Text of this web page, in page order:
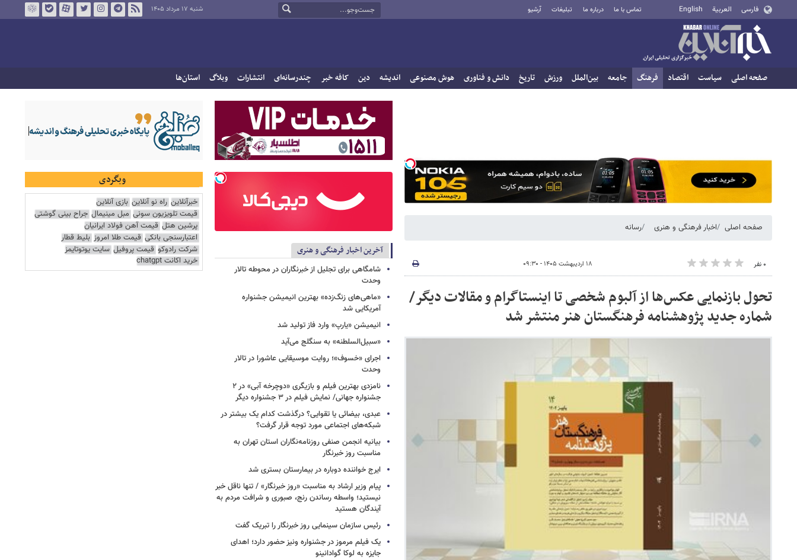
فارسی العربية English تماس با ما درباره ما تبلیغات آرشیو شنبه ۱۷ مرداد ۱۴۰۵
صفحه اصلی سیاست اقتصاد فرهنگ جامعه بین‌الملل ورزش تاریخ دانش و فناوری هوش مصنوعی اندیشه دین کافه خبر چندرسانه‌ای انتشارات وبلاگ استان‌ها
صفحه اصلی اخبار فرهنگی و هنری رسانه
۰ نفر ۱۸ اردیبهشت ۱۴۰۵ - ۰۹:۳۰
تحول بازنمایی عکس‌ها از آلبوم شخصی تا اینستاگرام و مقالات دیگر/
شماره جدید پژوهشنامه فرهنگستان هنر منتشر شد
آخرین اخبار فرهنگی و هنری
شامگاهی برای تجلیل از خبرنگاران در محوطه تالار
وحدت
«ماهی‌های زنگ‌زده» بهترین انیمیشن جشنواره
آمریکایی شد
انیمیشن «یارپ» وارد فاز تولید شد
«سبیل‌السلطنه» به سنگلج می‌آید
اجرای «خسوف»؛ روایت موسیقایی عاشورا در تالار
وحدت
نامزدی بهترین فیلم و بازیگری «دوچرخه آبی» در ۲
جشنواره جهانی/ نمایش فیلم در ۳ جشنواره دیگر
عبدی، بیضائی یا تقوایی؟ درگذشت کدام یک بیشتر در
شبکه‌های اجتماعی مورد توجه قرار گرفت؟
بیانیه انجمن صنفی روزنامه‌نگاران استان تهران به
مناسبت روز خبرنگار
ایرج خواننده دوباره در بیمارستان بستری شد
پیام وزیر ارشاد به مناسبت «روز خبرنگار» / تنها ناقل خبر
نیستید؛ واسطه رساندن رنج، صبوری و شرافت مردم به
آیندگان هستید
رئیس سازمان سینمایی روز خبرنگار را تبریک گفت
یک فیلم مرموز در جشنواره ونیز حضور دارد؛ اهدای
جایزه به لوکا گوادانینو
وبگردی
خبرآنلاین راه نو آنلاین بازی آنلاین
قیمت تلویزیون سونی مبل مینیمال جراح بینی گوشتی
پرشین هتل قیمت آهن فولاد ایرانیان
اعتبارسنجی بانکی قیمت طلا امروز بلیط قطار
شرکت رادوکو قیمت پروفیل سایت یوتوتایمز
خرید اکانت chatgpt